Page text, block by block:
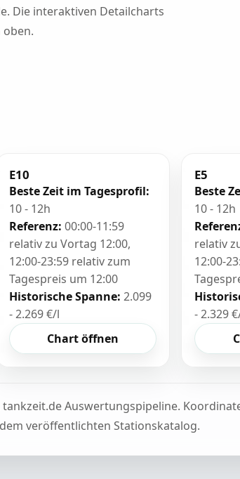
Die interaktiven Detailcharts
E10
Beste Zeit im Tagesprofil:
10 - 12h
Referenz: 00:00-11:59
relativ zu Vortag 12:00,
12:00-23:59 relativ zum
Tagespreis um 12:00
Historische Spanne: 2.099
- 2.269 €/l
Chart öffnen
E5
Beste
10 - 12h
relativ
12:00-
- 2.329
tankzeit.de Auswertungspipeline.
veröffentlichten Stationskatalog.